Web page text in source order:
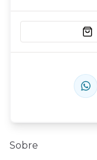
Sobre